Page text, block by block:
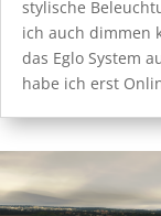
stylische
ich auch dimmen
das Eglo System
habe ich erst